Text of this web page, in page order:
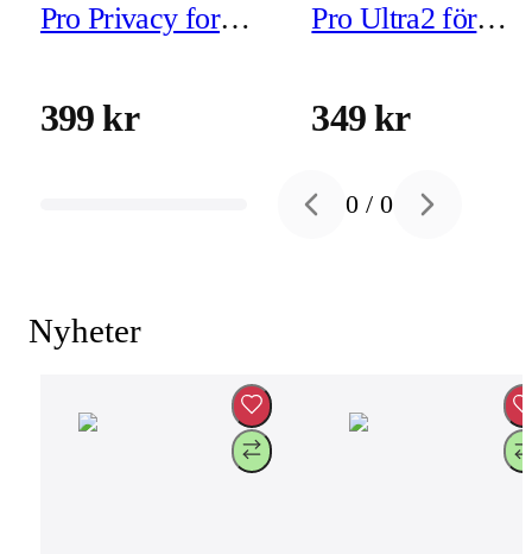
Pro Privacy for
montering)
399 kr
Pro Ultra2 för
montering)
349 kr
Previous slide
0 /0 Next slide
Nyheter